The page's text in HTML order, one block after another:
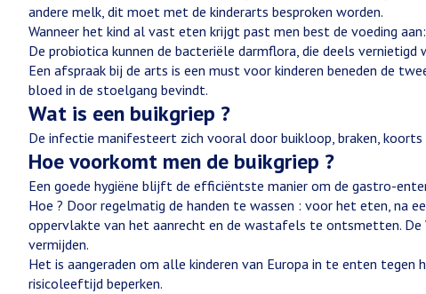
andere melk, dit moet met de kinderarts besproken worden.
Wanneer het kind al vast eten krijgt past men best de voeding
De probiotica kunnen de bacteriële darmflora, die deels
Een afspraak bij de arts is een must voor kinderen beneden de
bloed in de stoelgang bevindt.
Wat is een buikgriep ?
De infectie manifesteert zich vooral door buikloop, braken, koorts
Hoe voorkomt men de buikgriep ?
Een goede hygiëne blijft de efficiëntste manier om de gastro-
Hoe ? Door regelmatig de handen te wassen : voor het eten, na
oppervlakte van het aanrecht en de wastafels te ontsmetten.
vermijden.
Het is aangeraden om alle kinderen van Europa in te enten
risicoleeftijd beperken.